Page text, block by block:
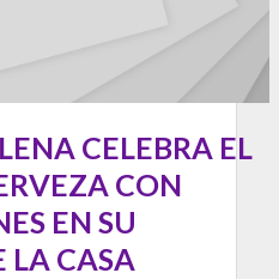
CELEBRA EL
CON
EN SU
LA CASA